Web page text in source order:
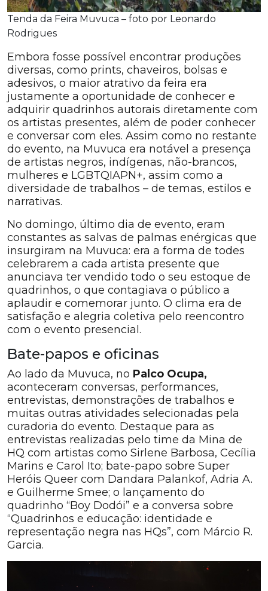
Tenda da Feira Muvuca – foto por Leonardo
Rodrigues
Embora fosse possível encontrar produções
diversas, como prints, chaveiros, bolsas e
adesivos, o maior atrativo da feira era
justamente a oportunidade de conhecer e
adquirir quadrinhos autorais diretamente com
os artistas presentes, além de poder conhecer
e conversar com eles. Assim como no restante
do evento, na Muvuca era notável a presença
de artistas negros, indígenas, não-brancos,
mulheres e LGBTQIAPN+, assim como a
diversidade de trabalhos – de temas, estilos e
narrativas.
No domingo, último dia de evento, eram
constantes as salvas de palmas enérgicas que
insurgiram na Muvuca: era a forma de todes
celebrarem a cada artista presente que
anunciava ter vendido todo o seu estoque de
quadrinhos, o que contagiava o público a
aplaudir e comemorar junto. O clima era de
satisfação e alegria coletiva pelo reencontro
com o evento presencial.
Bate-papos e oficinas
Ao lado da Muvuca, no Palco Ocupa,
aconteceram conversas, performances,
entrevistas, demonstrações de trabalhos e
muitas outras atividades selecionadas pela
curadoria do evento. Destaque para as
entrevistas realizadas pelo time da Mina de
HQ com artistas como Sirlene Barbosa, Cecília
Marins e Carol Ito; bate-papo sobre Super
Heróis Queer com Dandara Palankof, Adria A.
e Guilherme Smee; o lançamento do
quadrinho “Boy Dodói” e a conversa sobre
“Quadrinhos e educação: identidade e
representação negra nas HQs”, com Márcio R.
Garcia.